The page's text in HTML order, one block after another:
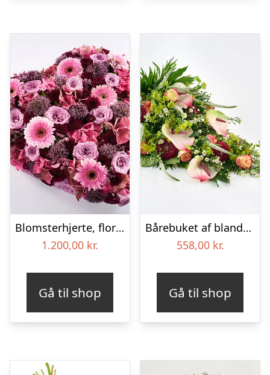
Blomsterhjerte, floristens valg – Blomster til begravelse
1.200,00 kr.
Gå til shop
Bårebuket af blandede blomster – Blomster til begravelse
558,00 kr.
Gå til shop